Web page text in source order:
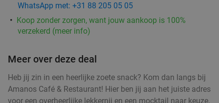
WhatsApp met: +31 88 205 05 05
Koop zonder zorgen, want jouw aankoop is 100%
verzekerd (meer info)
Meer over deze deal
Heb jij zin in een heerlijke zoete snack? Kom dan langs bij
Amanos Café & Restaurant! Hier ben jij aan het juiste adres
voor een overheerlijke lekkernij en een mocktail naar keuze.